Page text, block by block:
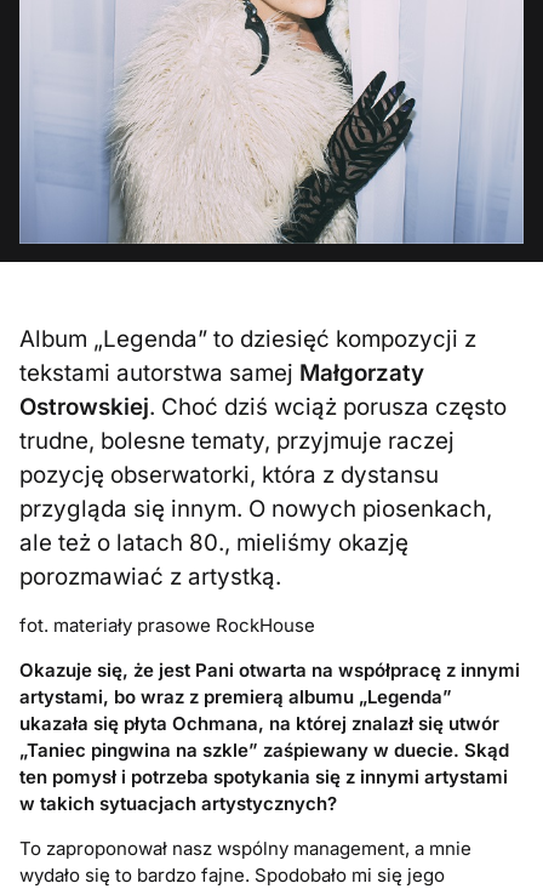
Album „Legenda” to dziesięć kompozycji z
tekstami autorstwa samej Małgorzaty
Ostrowskiej. Choć dziś wciąż porusza często
trudne, bolesne tematy, przyjmuje raczej
pozycję obserwatorki, która z dystansu
przygląda się innym. O nowych piosenkach,
ale też o latach 80., mieliśmy okazję
porozmawiać z artystką.
fot. materiały prasowe RockHouse
Okazuje się, że jest Pani otwarta na współpracę z innymi
artystami, bo wraz z premierą albumu „Legenda”
ukazała się płyta Ochmana, na której znalazł się utwór
„Taniec pingwina na szkle” zaśpiewany w duecie. Skąd
ten pomysł i potrzeba spotykania się z innymi artystami
w takich sytuacjach artystycznych?
To zaproponował nasz wspólny management, a mnie
wydało się to bardzo fajne. Spodobało mi się jego